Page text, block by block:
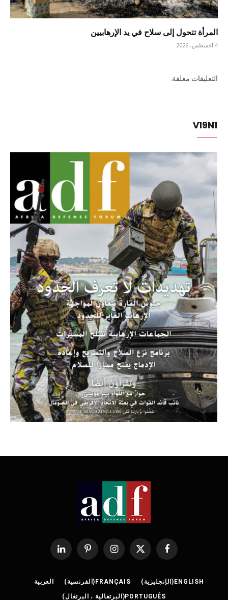
المرأة تتحول إلى سلاح في يد الإرهابيين
4 أغسطس، 2026
التعليقات مغلقة.
V19N1
فيسبوك
X
الانستغرامبينتيريستلينكدإن
ENGLISH
(الإنجليزية )
FRANÇAIS
(الفرنسية ) العربية
PORTUGUÊS
( البرتغالية ، البرتغال)